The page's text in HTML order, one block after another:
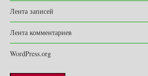
Лента записей
Лента комментариев
WordPress.org